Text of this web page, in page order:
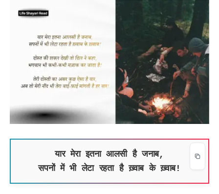
यार मेरा इतना आलसी है जनाब,
सपनों में भी लेटा रहता है ख़्वाब के ख़्वाब!